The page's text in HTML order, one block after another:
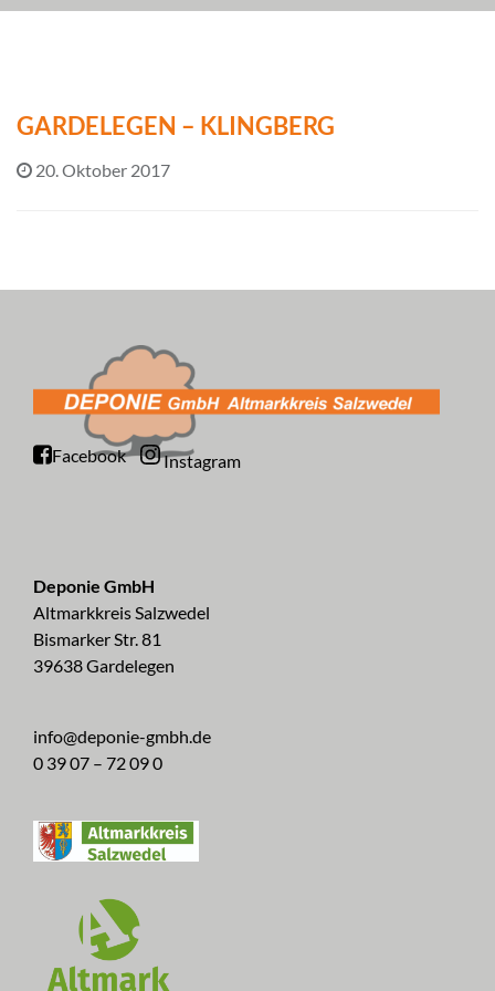
GARDELEGEN – KLINGBERG
20. Oktober 2017
Facebook Instagram
Deponie GmbH
Altmarkkreis Salzwedel
Bismarker Str. 81
39638 Gardelegen
info@deponie-gmbh.de
0 39 07 – 72 09 0